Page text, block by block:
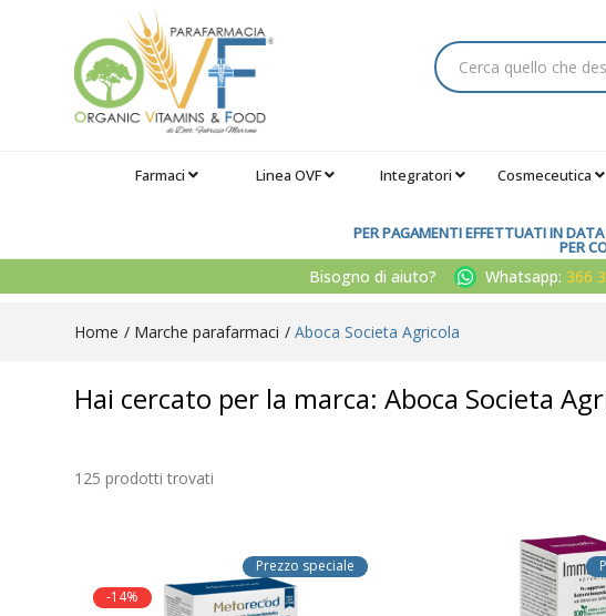
Farmaci Linea OVF Integratori Cosmeceutica
PER PAGAMENTI EFFETTUATI IN
PER
Bisogno di aiuto? Whatsapp: 366
Home Marche parafarmaci Aboca Societa Agricola
Hai cercato per la marca: Aboca Societa
125 prodotti trovati
Prezzo speciale
-14%